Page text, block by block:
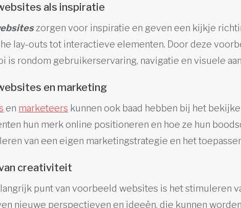
als inspiratie
zorgen voor inspiratie en geven een kijkje
lay-outs tot interactieve elementen. Door deze
is rondom gebruikerservaring, navigatie en visuele
en marketing
en marketeers kunnen ook baad hebben bij het
hun merk online positioneren en hoe ze hun
van een eigen marketingstrategie en het
creativiteit
punt van voorbeeld websites is het stimuleren
nieuwe perspectieven en ideeën, die kunnen